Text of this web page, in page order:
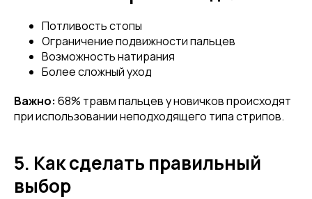
Потливость стопы
Ограничение подвижности пальцев
Возможность натирания
Более сложный уход
Важно: 68% травм пальцев у новичков происходят
при использовании неподходящего типа стрипов.
5. Как сделать правильный
выбор